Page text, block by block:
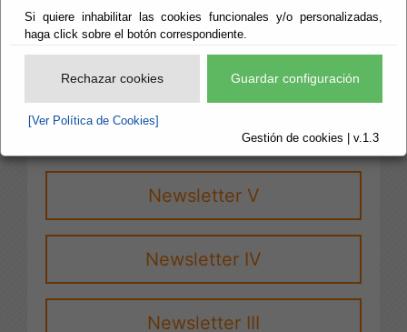
Si quiere inhabilitar las cookies funcionales y/o personalizadas,
haga click sobre el botón correspondiente.
Rechazar cookies Guardar configuración
[Ver Política de Cookies]
Gestión de cookies | v.1.3
Newsletter VI
Newsletter V
Newsletter IV
Newsletter III